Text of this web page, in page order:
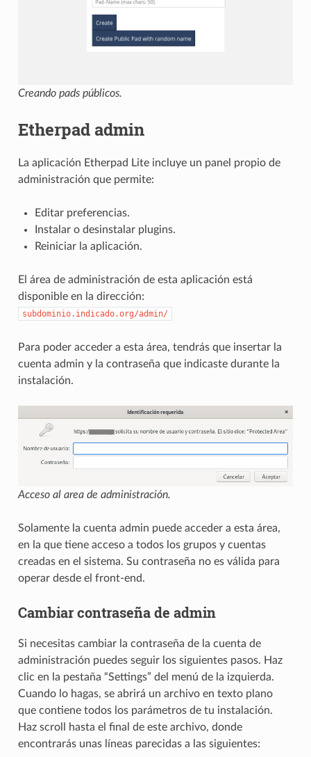
Creando pads públicos.
Etherpad admin
La aplicación Etherpad Lite incluye un panel propio de
administración que permite:
Editar preferencias.
Instalar o desinstalar plugins.
Reiniciar la aplicación.
El área de administración de esta aplicación está
disponible en la dirección:
subdominio.indicado.org/admin/
Para poder acceder a esta área, tendrás que insertar la
cuenta admin y la contraseña que indicaste durante la
instalación.
Acceso al area de administración.
Solamente la cuenta admin puede acceder a esta área,
en la que tiene acceso a todos los grupos y cuentas
creadas en el sistema. Su contraseña no es válida para
operar desde el front-end.
Cambiar contraseña de admin
Si necesitas cambiar la contraseña de la cuenta de
administración puedes seguir los siguientes pasos. Haz
clic en la pestaña “Settings” del menú de la izquierda.
Cuando lo hagas, se abrirá un archivo en texto plano
que contiene todos los parámetros de tu instalación.
Haz scroll hasta el final de este archivo, donde
encontrarás unas líneas parecidas a las siguientes: